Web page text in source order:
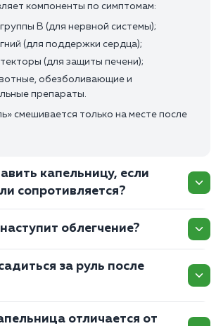
компоненты по симптомам:
В (для нервной системы);
(для поддержки сердца);
(для защиты печени);
обезболивающие и
препараты.
смешивается только на месте после
капельницу, если
сопротивляется?
облегчение?
за руль после
отличается от